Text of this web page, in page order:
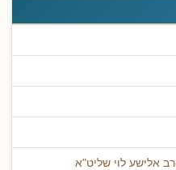
אלישע לוי שליט"א